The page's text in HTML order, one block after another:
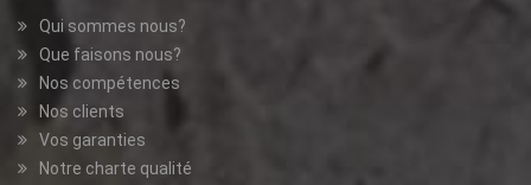
Qui sommes nous?
Que faisons nous?
Nos compétences
Nos clients
Vos garanties
Notre charte qualité